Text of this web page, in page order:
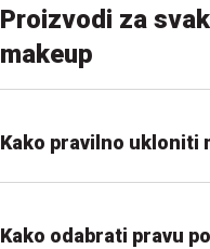
Proizvodi za
makeup
Kako pravilno ukloniti
Kako odabrati pravu